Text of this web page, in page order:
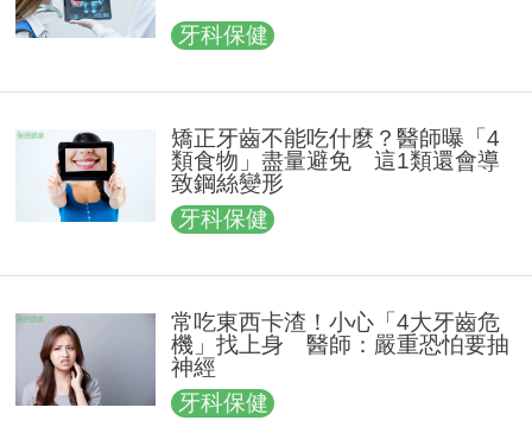
牙科保健
矯正牙齒不能吃什麼？醫師曝「4
類食物」盡量避免 這1類還會導
致鋼絲變形
牙科保健
常吃東西卡渣！小心「4大牙齒危
機」找上身 醫師：嚴重恐怕要抽
神經
牙科保健